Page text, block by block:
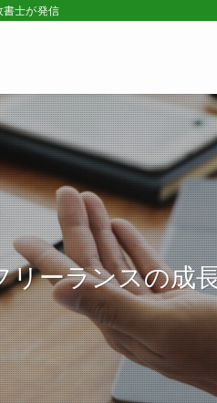
書士が発信
リーランスの成
リーランスの成
リーランスの成